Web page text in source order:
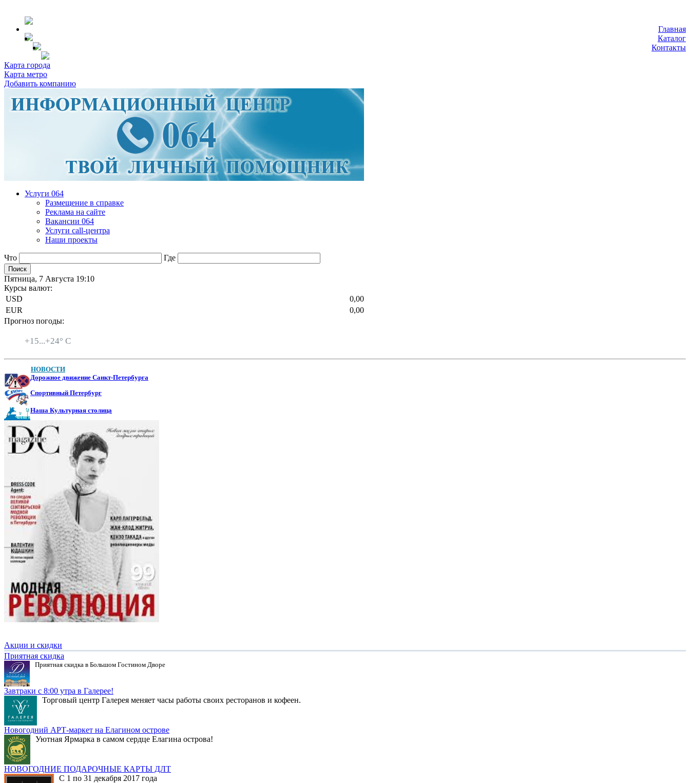
Главная
Каталог
Контакты
Карта города
Карта метро
Добавить компанию
Услуги 064
Размещение в справке
Реклама на сайте
Вакансии 064
Услуги call-центра
Наши проекты
Что Где
Пятница, 7 Августа 19:10
Курсы валют:
USD
0,00
EUR
0,00
Прогноз погоды:
+15...+24° C
НОВОСТИ
Дорожное движение Санкт-Петербурга
Спортивный Петербург
Наша Культурная столица
Акции и скидки
Приятная скидка
Приятная скидка в Большом Гостином Дворе
Завтраки с 8:00 утра в Галерее!
Торговый центр Галерея меняет часы работы своих ресторанов и кофеен.
Новогодний АРТ-маркет на Елагином острове
Уютная Ярмарка в самом сердце Елагина острова!
НОВОГОДНИЕ ПОДАРОЧНЫЕ КАРТЫ ДЛТ
С 1 по 31 декабря 2017 года